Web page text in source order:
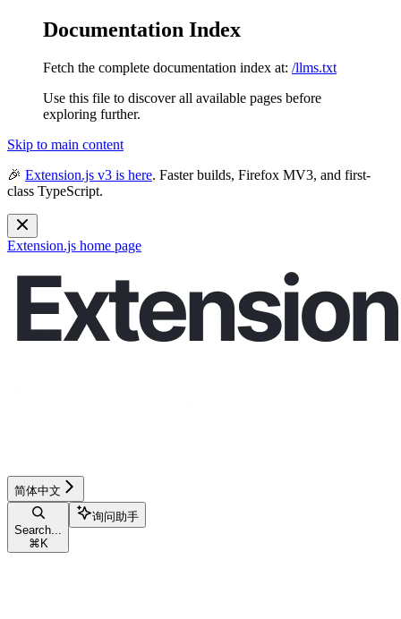
Documentation Index
Fetch the complete documentation index at: /llms.txt
Use this file to discover all available pages before
exploring further.
Skip to main content
🎉 Extension.js v3 is here. Faster builds, Firefox MV3, and first-
class TypeScript.
Extension.js home page
简体中文
Search...
⌘ K
询问助手